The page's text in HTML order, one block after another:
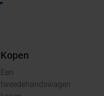
Kopen
Een
tweedehandswagen